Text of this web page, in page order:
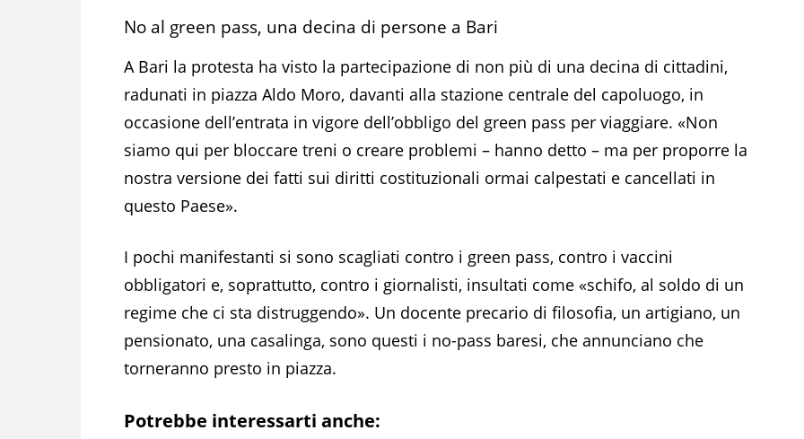
No al green pass, una decina di persone a Bari
A Bari la protesta ha visto la partecipazione di non più di una decina di cittadini,
radunati in piazza Aldo Moro, davanti alla stazione centrale del capoluogo, in
occasione dell’entrata in vigore dell’obbligo del green pass per viaggiare. «Non
siamo qui per bloccare treni o creare problemi – hanno detto – ma per proporre la
nostra versione dei fatti sui diritti costituzionali ormai calpestati e cancellati in
questo Paese».
I pochi manifestanti si sono scagliati contro i green pass, contro i vaccini
obbligatori e, soprattutto, contro i giornalisti, insultati come «schifo, al soldo di un
regime che ci sta distruggendo». Un docente precario di filosofia, un artigiano, un
pensionato, una casalinga, sono questi i no-pass baresi, che annunciano che
torneranno presto in piazza.
Potrebbe interessarti anche: